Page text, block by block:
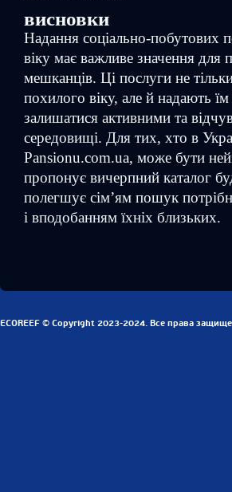
висновки
Надання соціально-побутових
віку має важливе значення для
мешканців. Ці послуги не
похилого віку, але й надають
залишатися активними та
середовищі. Для тих, хто в
Pansionu.com.ua, може бути
пропонує вичерпний каталог
полегшує сім’ям пошук
і вподобанням їхніх близьких.
ECOREEF © Copyright 2023-2024. Все права